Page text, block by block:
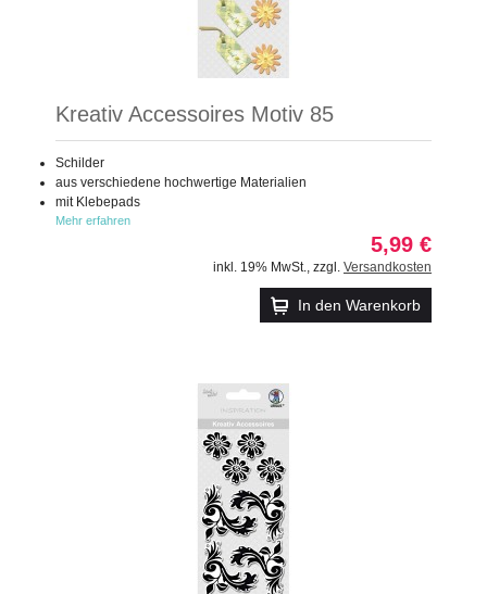
Kreativ Accessoires Motiv 85
Schilder
aus verschiedene hochwertige Materialien
mit Klebepads
Mehr erfahren
5,99 €
inkl. 19% MwSt. zzgl. Versandkosten
In den Warenkorb